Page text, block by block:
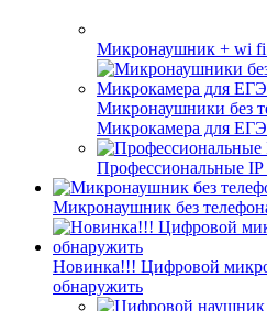
Микронаушник + wi fi
Микронаушники без
Микрокамера для ЕГЭ
Профессиональные
Микронаушник без
Новинка!!! Цифровой
обнаружить